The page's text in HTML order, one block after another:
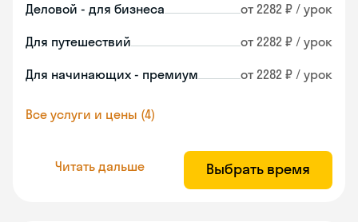
Деловой - для бизнеса от 2282 ₽ / урок
Для путешествий от 2282 ₽ / урок
Для начинающих - премиум от 2282 ₽ / урок
Все услуги и цены (4)
Читать дальше Выбрать время